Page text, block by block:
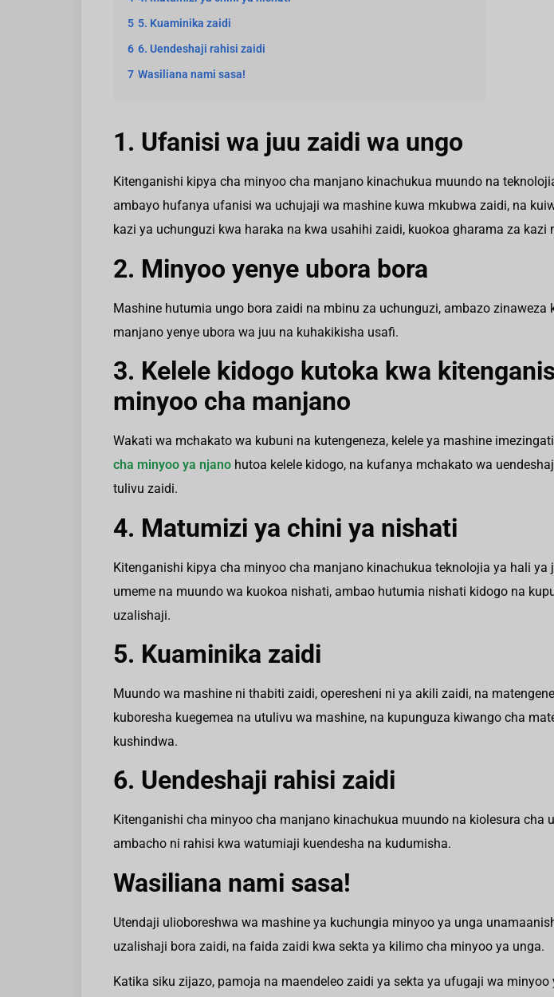
5 5. Kuaminika zaidi
6 6. Uendeshaji rahisi zaidi
7 Wasiliana nami sasa!
1. Ufanisi wa juu zaidi wa ungo
Kitenganishi kipya cha minyoo cha manjano kinachukua muundo na
ambayo hufanya ufanisi wa uchujaji wa mashine kuwa mkubwa zaidi, na
kazi ya uchunguzi kwa haraka na kwa usahihi zaidi, kuokoa gharama za kazi
2. Minyoo yenye ubora bora
Mashine hutumia ungo bora zaidi na mbinu za uchunguzi, ambazo zinaweza
manjano yenye ubora wa juu na kuhakikisha usafi.
3. Kelele kidogo kutoka kwa
minyoo cha manjano
Wakati wa mchakato wa kubuni na kutengeneza, kelele ya mashine
cha minyoo ya njano hutoa kelele kidogo, na kufanya mchakato wa
tulivu zaidi.
4. Matumizi ya chini ya nishati
Kitenganishi kipya cha minyoo cha manjano kinachukua teknolojia ya hali ya
umeme na muundo wa kuokoa nishati, ambao hutumia nishati kidogo na
uzalishaji.
5. Kuaminika zaidi
Muundo wa mashine ni thabiti zaidi, operesheni ni ya akili zaidi, na
kuboresha kuegemea na utulivu wa mashine, na kupunguza kiwango cha
kushindwa.
6. Uendeshaji rahisi zaidi
Kitenganishi cha minyoo cha manjano kinachukua muundo na kiolesura cha
ambacho ni rahisi kwa watumiaji kuendesha na kudumisha.
Wasiliana nami sasa!
Utendaji ulioboreshwa wa mashine ya kuchungia minyoo ya unga
uzalishaji bora zaidi, na faida zaidi kwa sekta ya kilimo cha minyoo ya unga.
Katika siku zijazo, pamoja na maendeleo zaidi ya sekta ya ufugaji wa minyoo